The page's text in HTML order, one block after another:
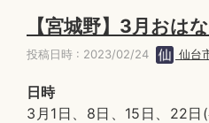
【宮城野】3月おは
投稿日時 : 2023/02/24 仙台
日時
3月1日、8日、15日、22